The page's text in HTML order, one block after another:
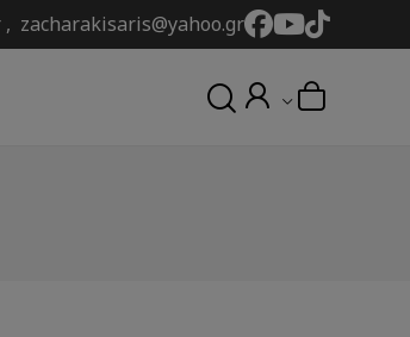
zacharakisaris@yahoo.gr